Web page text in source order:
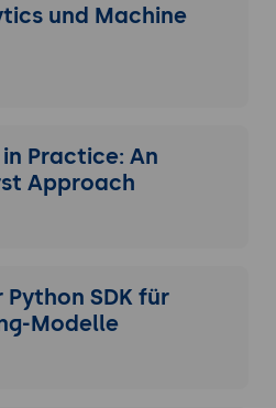
und Machine
in Practice: An
Approach
Python SDK für
Modelle